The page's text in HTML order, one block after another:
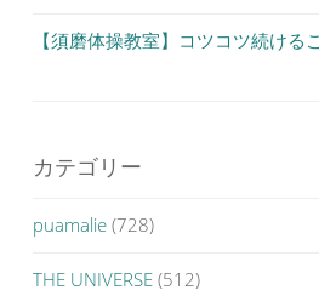
【須磨体操教室】コツコツ続ける
カテゴリー
puamalie (728)
THE UNIVERSE (512)